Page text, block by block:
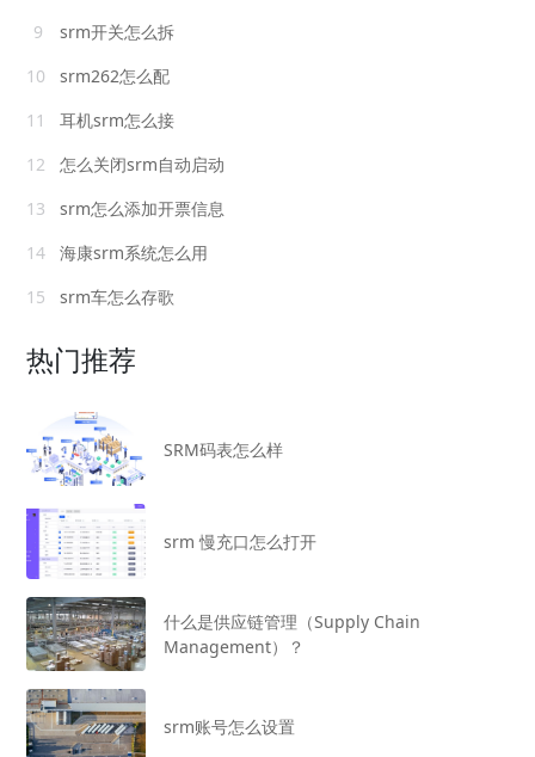
9
srm开关怎么拆
10
srm262怎么配
11
耳机srm怎么接
12
怎么关闭srm自动启动
13
srm怎么添加开票信息
14
海康srm系统怎么用
15
srm车怎么存歌
热门推荐
SRM码表怎么样
srm 慢充口怎么打开
什么是供应链管理（Supply Chain
Management）？
srm账号怎么设置